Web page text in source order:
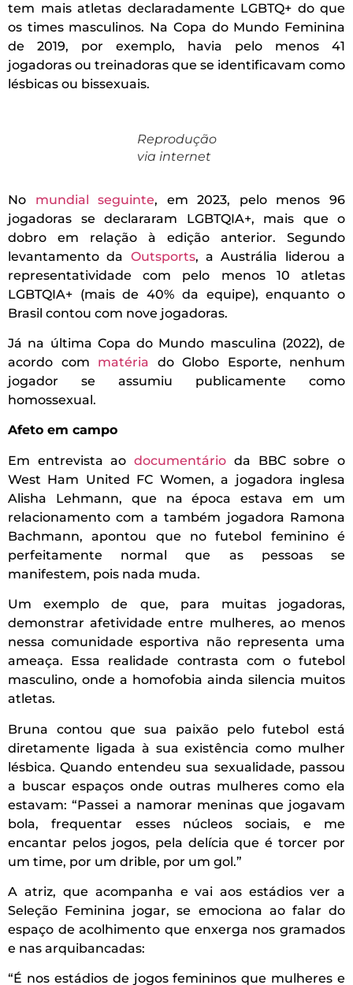
tem mais atletas declaradamente LGBTQ+ do que
os times masculinos. Na Copa do Mundo Feminina
de 2019, por exemplo, havia pelo menos 41
jogadoras ou treinadoras que se identificavam como
lésbicas ou bissexuais.
Reprodução
via internet
No mundial seguinte, em 2023, pelo menos 96
jogadoras se declararam LGBTQIA+, mais que o
dobro em relação à edição anterior. Segundo
levantamento da Outsports, a Austrália liderou a
representatividade com pelo menos 10 atletas
LGBTQIA+ (mais de 40% da equipe), enquanto o
Brasil contou com nove jogadoras.
Já na última Copa do Mundo masculina (2022), de
acordo com matéria do Globo Esporte, nenhum
jogador se assumiu publicamente como
homossexual.
Afeto em campo
Em entrevista aodocumentário da BBC sobre o
West Ham United FC Women, a jogadora inglesa
Alisha Lehmann, que na época estava em um
relacionamento com a também jogadora Ramona
Bachmann, apontou que no futebol feminino é
perfeitamente normal que as pessoas se
manifestem, pois nada muda.
Um exemplo de que, para muitas jogadoras,
demonstrar afetividade entre mulheres, ao menos
nessa comunidade esportiva não representa uma
ameaça. Essa realidade contrasta com o futebol
masculino, onde a homofobia ainda silencia muitos
atletas.
Bruna contou que sua paixão pelo futebol está
diretamente ligada à sua existência como mulher
lésbica. Quando entendeu sua sexualidade, passou
a buscar espaços onde outras mulheres como ela
estavam: “Passei a namorar meninas que jogavam
bola, frequentar esses núcleos sociais, e me
encantar pelos jogos, pela delícia que é torcer por
um time, por um drible, por um gol.”
A atriz, que acompanha e vai aos estádios ver a
Seleção Feminina jogar, se emociona ao falar do
espaço de acolhimento que enxerga nos gramados
e nas arquibancadas:
“É nos estádios de jogos femininos que mulheres e